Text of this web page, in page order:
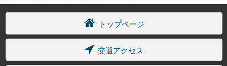
トップページ
交通アクセス